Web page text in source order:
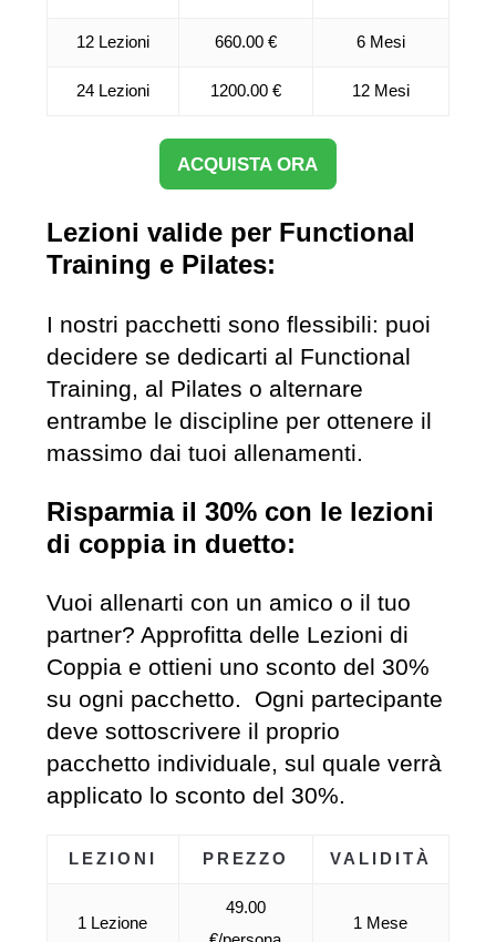
12 Lezioni 660.00 € 6 Mesi
24 Lezioni 1200.00 € 12 Mesi
ACQUISTA ORA
Lezioni valide per Functional
Training e Pilates:
I nostri pacchetti sono flessibili: puoi
decidere se dedicarti al Functional
Training, al Pilates o alternare
entrambe le discipline per ottenere il
massimo dai tuoi allenamenti.
Risparmia il 30% con le lezioni
di coppia in duetto:
Vuoi allenarti con un amico o il tuo
partner? Approfitta delle Lezioni di
Coppia e ottieni uno sconto del 30%
su ogni pacchetto. Ogni partecipante
deve sottoscrivere il proprio
pacchetto individuale, sul quale verrà
applicato lo sconto del 30%.
LEZIONI PREZZO VALIDITÀ
1 Lezione
49.00
1 Mese